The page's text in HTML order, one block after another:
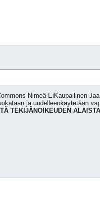
Nimeä-EiKaupallinen-
ja uudelleenkäytetään
TEKIJÄNOIKEUDEN